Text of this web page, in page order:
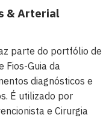
& Arterial
parte do portfólio de
Fios-Guia da
diagnósticos e
É utilizado por
e Cirurgia